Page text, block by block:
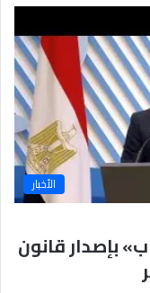
الأخبار
بإصدار قانون